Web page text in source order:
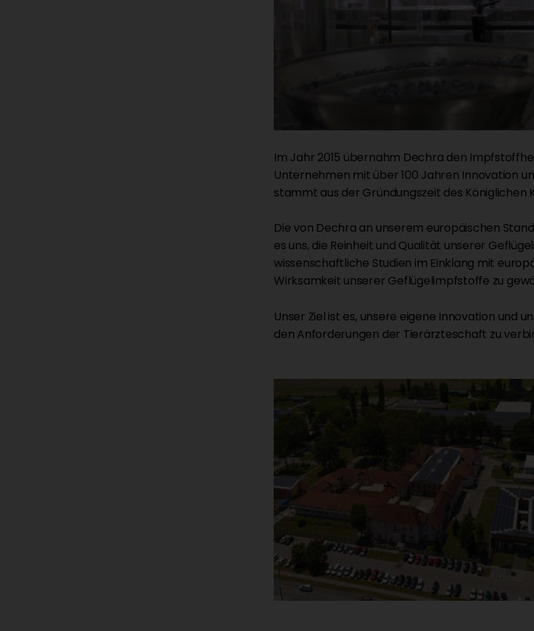
Im Jahr 2015 übernahm Dechra den
Unternehmen mit über 100 Jahren Innovation
stammt aus der Gründungszeit des Königlichen
Die von Dechra an unserem europäischen
es uns, die Reinheit und Qualität unserer
wissenschaftliche Studien im Einklang mit
Wirksamkeit unserer Geflügelimpfstoffe zu
Unser Ziel ist es, unsere eigene Innovation und
den Anforderungen der Tierärzteschaft zu